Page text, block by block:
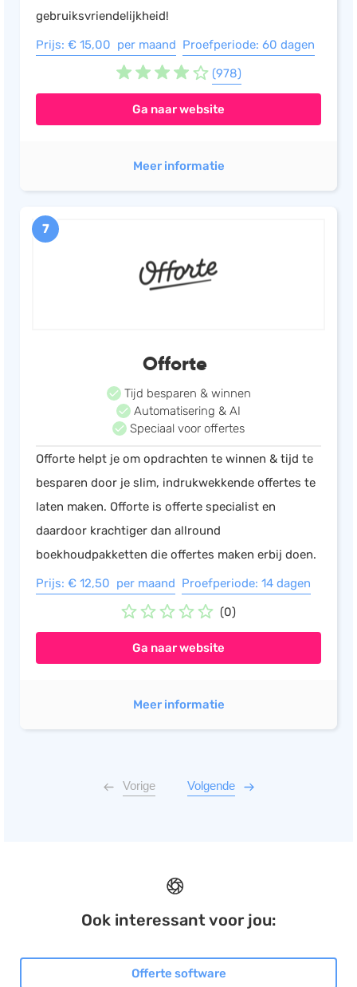
gebruiksvriendelijkheid!
Prijs: € 15,00 per maand Proefperiode: 60 dagen
(978)
Ga naar website
Meer informatie
7
Offorte
Tijd besparen & winnen
Automatisering & AI
Speciaal voor offertes
Offorte helpt je om opdrachten te winnen & tijd te
besparen door je slim, indrukwekkende offertes te
laten maken. Offorte is offerte specialist en
daardoor krachtiger dan allround
boekhoudpakketten die offertes maken erbij doen.
Prijs: € 12,50 per maand Proefperiode: 14 dagen
(0)
Ga naar website
Meer informatie
Vorige Volgende
Ook interessant voor jou:
Offerte software